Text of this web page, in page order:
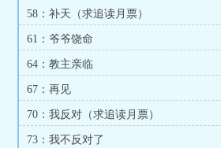
58：补天（求追读月票）
61：爷爷饶命
64：教主亲临
67：再见
70：我反对（求追读月票）
73：我不反对了